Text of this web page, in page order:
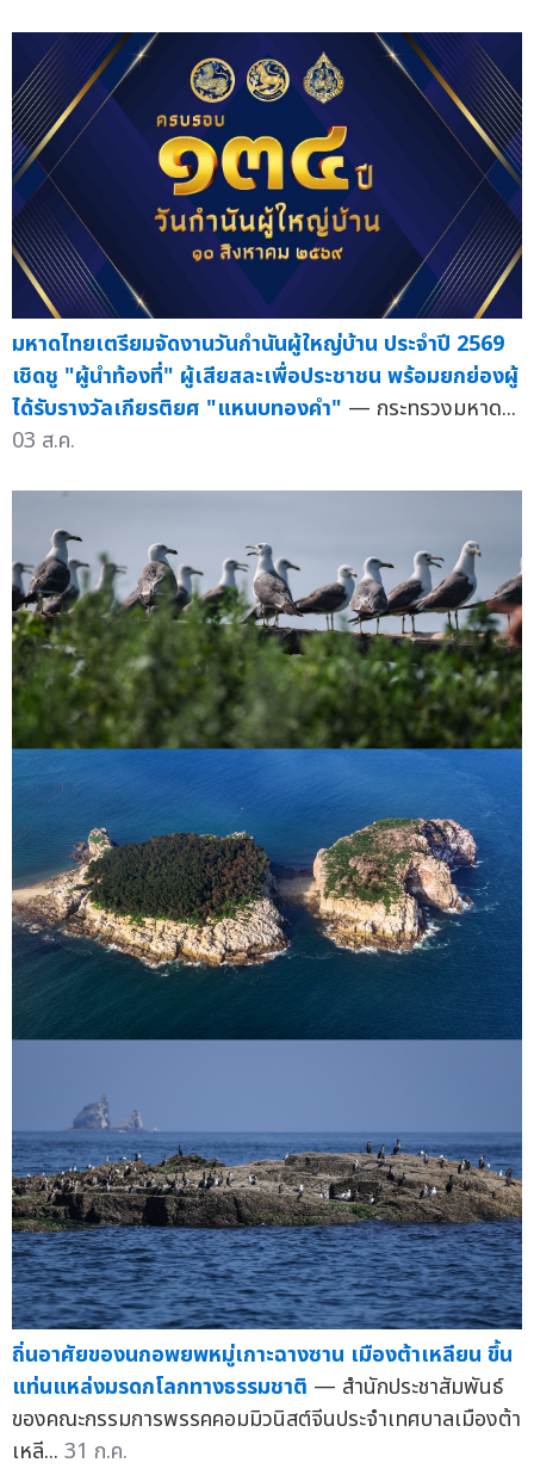
มหาดไทยเตรียมจัดงานวันกำนันผู้ใหญ่บ้าน ประจำปี 2569
เชิดชู "ผู้นำท้องที่" ผู้เสียสละเพื่อประชาชน พร้อมยกย่องผู้
ได้รับรางวัลเกียรติยศ "แหนบทองคำ" — กระทรวงมหาด...
03 ส.ค.
ถิ่นอาศัยของนกอพยพหมู่เกาะฉางซาน เมืองต้าเหลียน ขึ้น
แท่นแหล่งมรดกโลกทางธรรมชาติ — สำนักประชาสัมพันธ์
ของคณะกรรมการพรรคคอมมิวนิสต์จีนประจำเทศบาลเมืองต้า
เหลี... 31 ก.ค.